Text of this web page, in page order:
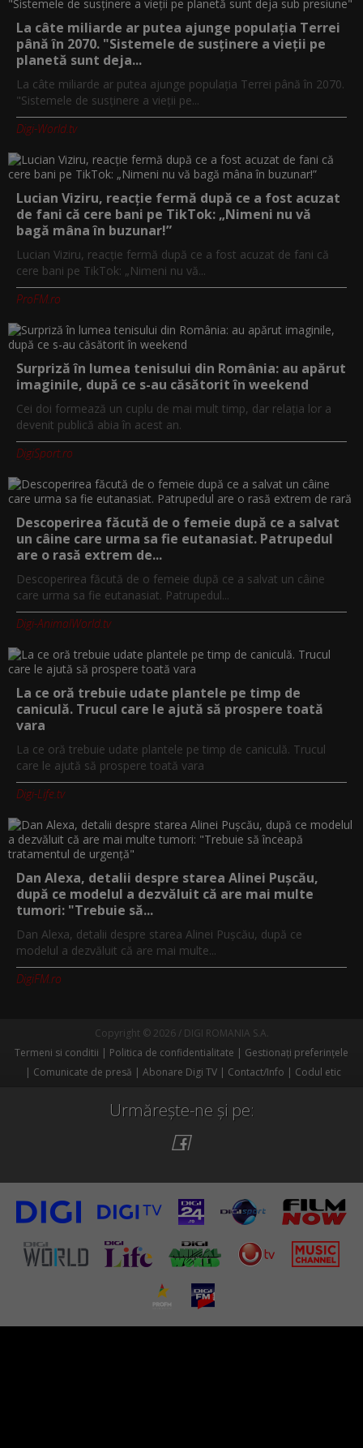
La câte miliarde ar putea ajunge populația Terrei
până în 2070. "Sistemele de susținere a vieții pe
planetă sunt deja...
La câte miliarde ar putea ajunge populația Terrei până în 2070.
"Sistemele de susținere a vieții pe...
Digi-World.tv
Lucian Viziru, reacție fermă după ce a fost acuzat
de fani că cere bani pe TikTok: „Nimeni nu vă
bagă mâna în buzunar!”
Lucian Viziru, reacție fermă după ce a fost acuzat de fani că
cere bani pe TikTok: „Nimeni nu vă...
ProFM.ro
Surpriză în lumea tenisului din România: au apărut
imaginile, după ce s-au căsătorit în weekend
Cei doi formează un cuplu de mai mult timp, dar relația lor a
devenit publică abia în acest an.
DigiSport.ro
Descoperirea făcută de o femeie după ce a salvat
un câine care urma sa fie eutanasiat. Patrupedul
are o rasă extrem de...
Descoperirea făcută de o femeie după ce a salvat un câine
care urma sa fie eutanasiat. Patrupedul...
Digi-AnimalWorld.tv
La ce oră trebuie udate plantele pe timp de
caniculă. Trucul care le ajută să prospere toată
vara
La ce oră trebuie udate plantele pe timp de caniculă. Trucul
care le ajută să prospere toată vara
Digi-Life.tv
Dan Alexa, detalii despre starea Alinei Pușcău,
după ce modelul a dezvăluit că are mai multe
tumori: "Trebuie să...
Dan Alexa, detalii despre starea Alinei Pușcău, după ce
modelul a dezvăluit că are mai multe...
DigiFM.ro
Copyright © 2026 / DIGI ROMANIA S.A.
Termeni si conditii
Politica de confidentialitate
Gestionați preferințele
Comunicate de presă
Abonare Digi TV Contact/Info Codul etic
Urmărește-ne și pe: